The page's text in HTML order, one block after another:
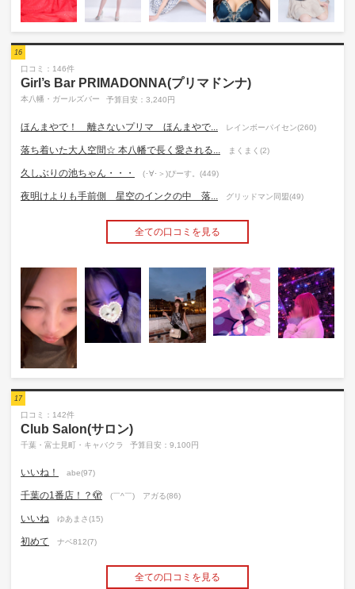
16
口コミ：146件
Girl’s Bar PRIMADONNA(プリマドンナ)
本八幡・ガールズバー 予算目安：3,240円
ほんまやで！ 離さないプリマ ほんまやで... レインボーパイセン(260)
落ち着いた大人空間☆ 本八幡で長く愛される... まくまく(2)
久しぶりの池ちゃん・・・ (･∀･＞)ぴーす。(449)
夜明けよりも手前側 星空のインクの中 落... グリッドマン同盟(49)
全ての口コミを見る
17
口コミ：142件
Club Salon(サロン)
千葉・富士見町・キャバクラ 予算目安：9,100円
いいね！ abe(97)
千葉の1番店！？🫣 (￣^￣)ゞアガる(86)
いいね ゆあまさ(15)
初めて ナベ812(7)
全ての口コミを見る